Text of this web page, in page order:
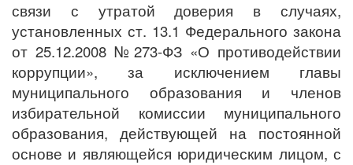
связи с утратой доверия в случаях,
установленных ст. 13.1 Федерального закона
от 25.12.2008 №273-ФЗ «О противодействии
коррупции», за исключением главы
муниципального образования и членов
избирательной комиссии муниципального
образования, действующей на постоянной
основе и являющейся юридическим лицом, с